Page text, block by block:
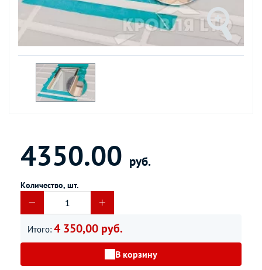
4350.00 руб.
Количество, шт.
Итого: 4 350,00 руб.
В корзину